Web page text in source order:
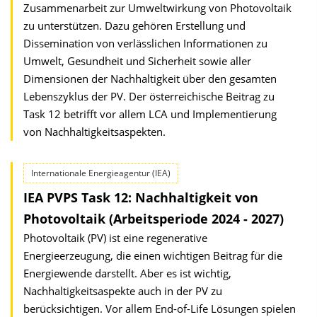
Zusammenarbeit zur Umweltwirkung von Photovoltaik
zu unterstützen. Dazu gehören Erstellung und
Dissemination von verlässlichen Informationen zu
Umwelt, Gesundheit und Sicherheit sowie aller
Dimensionen der Nachhaltigkeit über den gesamten
Lebenszyklus der PV. Der österreichische Beitrag zu
Task 12 betrifft vor allem LCA und Implementierung
von Nachhaltigkeitsaspekten.
Internationale Energieagentur (IEA)
IEA PVPS Task 12: Nachhaltigkeit von
Photovoltaik (Arbeitsperiode 2024 - 2027)
Photovoltaik (PV) ist eine regenerative
Energieerzeugung, die einen wichtigen Beitrag für die
Energiewende darstellt. Aber es ist wichtig,
Nachhaltigkeitsaspekte auch in der PV zu
berücksichtigen. Vor allem End-of-Life Lösungen spielen